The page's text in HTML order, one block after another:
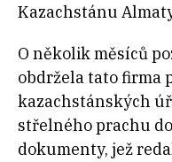
Kazachstánu
O několik měsíců
obdržela tato firma
kazachstánských
střelného prachu
dokumenty, jež